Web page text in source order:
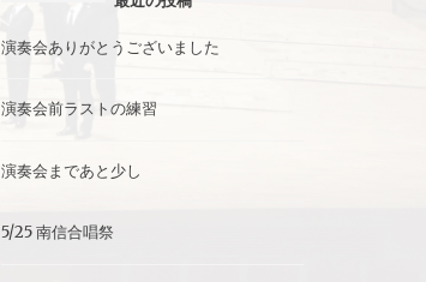
演奏会ありがとうございました
演奏会前ラストの練習
演奏会まであと少し
5/25 南信合唱祭